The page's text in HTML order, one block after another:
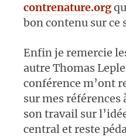
contrenature.org
bon contenu sur ce
Enfin je remercie
autre Thomas
conférence m’ont
sur mes références
son travail sur
central et reste